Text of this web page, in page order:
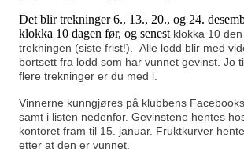
Det blir trekninger 6., 13., 20., og 24.
klokka 10 dagen før, og senest klokka 10
trekningen (siste frist!).
Alle lodd blir med
bortsett fra lodd som har vunnet gevinst. Jo
flere trekninger er du med i.
Vinnerne kunngjøres på klubbens
samt i listen nedenfor. Gevinstene hentes
kontoret fram til 15. januar. Fruktkurver
etter at den er vunnet.